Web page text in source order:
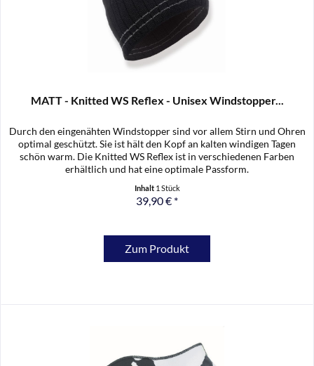
MATT - Knitted WS Reflex - Unisex Windstopper...
Durch den eingenähten Windstopper sind vor allem Stirn und Ohren
optimal geschützt. Sie ist hält den Kopf an kalten windigen Tagen
schön warm. Die Knitted WS Reflex ist in verschiedenen Farben
erhältlich und hat eine optimale Passform.
Inhalt 1 Stück
39,90 € *
Zum Produkt